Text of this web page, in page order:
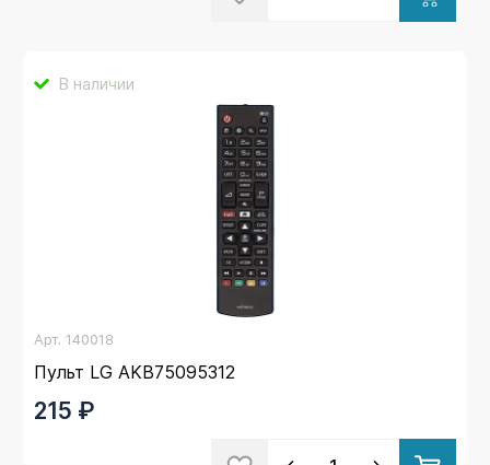
В наличии
Арт. 140018
Пульт LG AKB75095312
215 ₽